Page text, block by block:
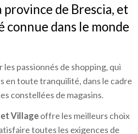
province de Brescia, et
connue dans le monde
passionnés de shopping, qui
en toute tranquilité, dans le cadre
constellées de magasins.
Villageoffre les meilleurs choix
toutes les exigences de